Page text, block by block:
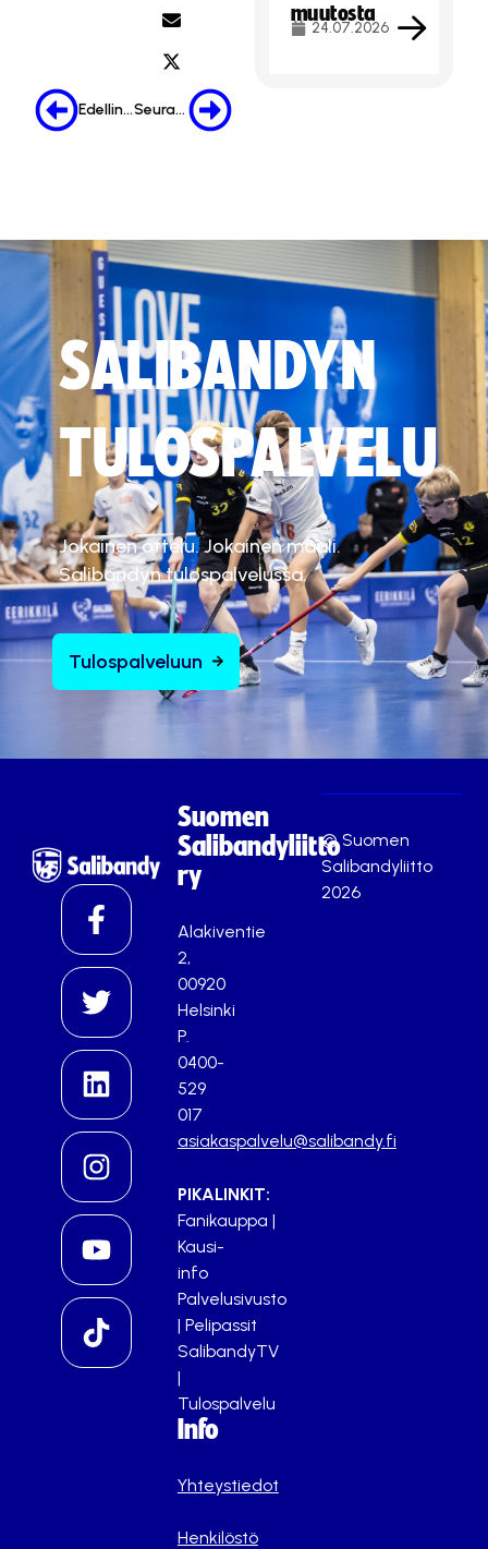
Edellinen Seuraava
muutosta
24.07.2026
SALIBANDYN
TULOSPALVELU
Jokainen ottelu. Jokainen maali.
Salibandyn tulospalvelussa.
Tulospalveluun
Suomen
Salibandyliitto
ry
Alakiventie
2,
00920
Helsinki
P.
0400-
529
017
asiakaspalvelu@salibandy.fi
PIKALINKIT:
Fanikauppa |
Kausi-
info
Palvelusivusto
| Pelipassit
SalibandyTV
|
Tulospalvelu
Info
Yhteystiedot
Henkilöstö
© Suomen
Salibandyliitto
2026